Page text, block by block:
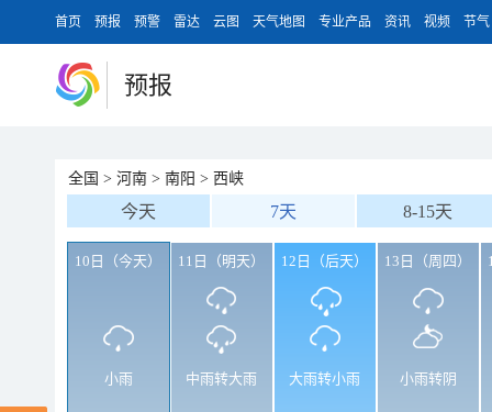
首页 预报 预警 雷达 云图 天气地图 专业产品 资讯 视频 节气
预报
全国 > 河南 > 南阳 > 西峡
今天 7天 8-15天
10日（今天）
小雨
11日（明天）
中雨转大雨
12日（后天）
大雨转小雨
13日（周四）
小雨转阴